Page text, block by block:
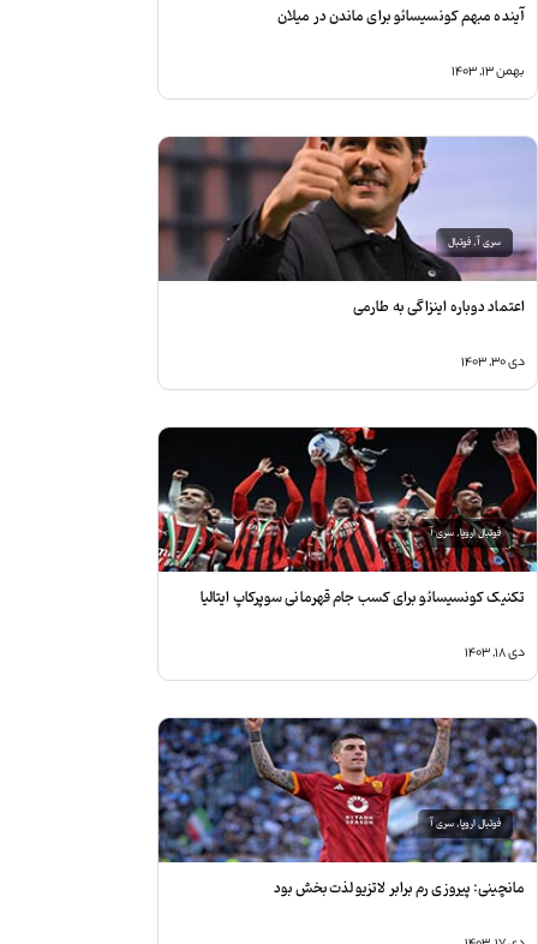
آینده مبهم کونسیسائو برای ماندن در میلان
بهمن ۱۳, ۱۴۰۳
سری آ,فوتبال
اعتماد دوباره اینزاگی به طارمی
دی ۳۰, ۱۴۰۳
فوتبال اروپا,سری آ
تکنیک کونسیسائو برای کسب جام قهرمانی سوپرکاپ ایتالیا
دی ۱۸, ۱۴۰۳
فوتبال اروپا,سری آ
مانچینی: پیروزی رم برابر لاتزیو لذت‌بخش بود